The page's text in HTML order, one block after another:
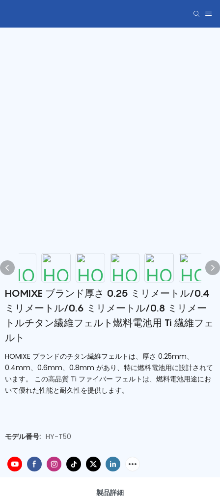
HOMIXE ブランド厚さ 0.25 ミリメートル/0.4
ミリメートル/0.6 ミリメートル/0.8 ミリメー
トルチタン繊維フェルト燃料電池用 Ti 繊維フェ
ルト
HOMIXE ブランドのチタン繊維フェルトは、厚さ 0.25mm、
0.4mm、0.6mm、0.8mm があり、特に燃料電池用に設計されて
います。 この高品質 Ti ファイバー フェルトは、燃料電池用途にお
いて優れた性能と耐久性を提供します。
モデル番号: HY-T50
製品詳細